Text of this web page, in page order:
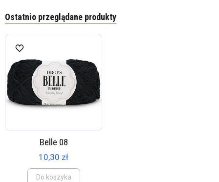
Ostatnio przeglądane produkty
Belle 08
10,30 zł
Do koszyka